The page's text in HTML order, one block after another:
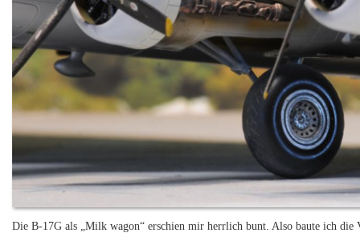
Die B-17G als „Milk wagon“ erschien mir herrlich bunt. Also baute ich die